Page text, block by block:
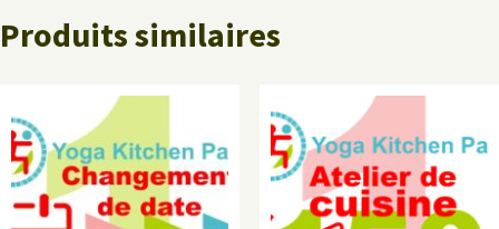
Produits similaires